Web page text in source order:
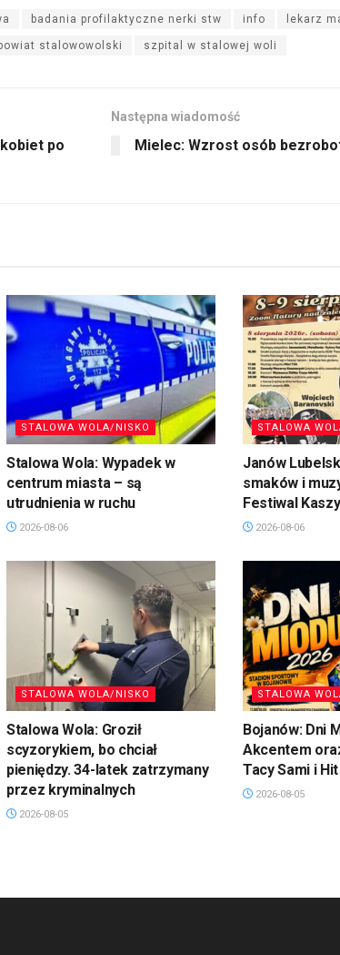
badania profilaktyczne nerki stw info lekarz
stalowowolski szpital w stalowej woli
po
Następna wiadomość
Mielec: Wzrost osób
STALOWA WOLA/NISKO
Stalowa Wola: Wypadek w
centrum miasta – są
utrudnienia w ruchu
2026-08-06
STALOWA
Janów
smaków i
Festiwal
2026-08-06
STALOWA WOLA/NISKO
Stalowa Wola: Groził
scyzorykiem, bo chciał
pieniędzy. 34-latek zatrzymany
przez kryminalnych
2026-08-05
STALOWA
Bojanów: Dni
Akcentem
Tacy Sami i
2026-08-05